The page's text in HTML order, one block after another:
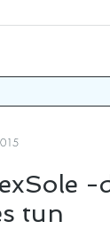
-
tun